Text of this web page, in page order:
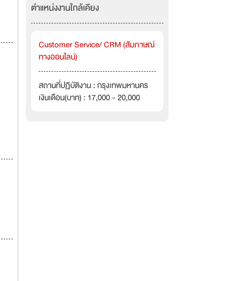
ตำแหน่งงานใกล้เคียง
Customer Service/ CRM (สัมภาษณ์
ทางออนไลน์)
สถานที่ปฏิบัติงาน : กรุงเทพมหานคร
เงินเดือน(บาท) : 17,000 - 20,000